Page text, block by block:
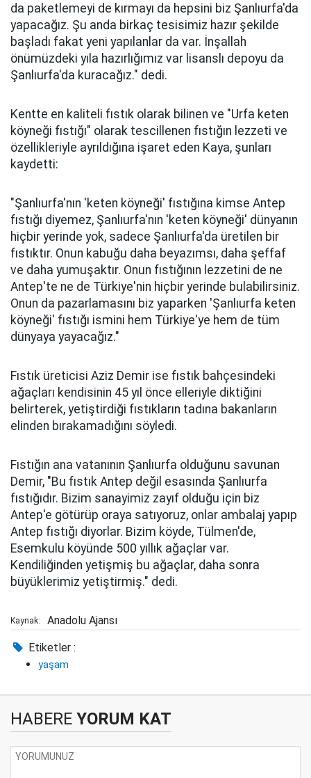
da paketlemeyi de kırmayı da hepsini biz Şanlıurfa'da
yapacağız. Şu anda birkaç tesisimiz hazır şekilde
başladı fakat yeni yapılanlar da var. İnşallah
önümüzdeki yıla hazırlığımız var lisanslı depoyu da
Şanlıurfa'da kuracağız." dedi.
Kentte en kaliteli fıstık olarak bilinen ve "Urfa keten
köyneği fıstığı" olarak tescillenen fıstığın lezzeti ve
özellikleriyle ayrıldığına işaret eden Kaya, şunları
kaydetti:
"Şanlıurfa'nın 'keten köyneği' fıstığına kimse Antep
fıstığı diyemez, Şanlıurfa'nın 'keten köyneği' dünyanın
hiçbir yerinde yok, sadece Şanlıurfa'da üretilen bir
fıstıktır. Onun kabuğu daha beyazımsı, daha şeffaf
ve daha yumuşaktır. Onun fıstığının lezzetini de ne
Antep'te ne de Türkiye'nin hiçbir yerinde bulabilirsiniz.
Onun da pazarlamasını biz yaparken 'Şanlıurfa keten
köyneği' fıstığı ismini hem Türkiye'ye hem de tüm
dünyaya yayacağız."
Fıstık üreticisi Aziz Demir ise fıstık bahçesindeki
ağaçları kendisinin 45 yıl önce elleriyle diktiğini
belirterek, yetiştirdiği fıstıkların tadına bakanların
elinden bırakamadığını söyledi.
Fıstığın ana vatanının Şanlıurfa olduğunu savunan
Demir, "Bu fıstık Antep değil esasında Şanlıurfa
fıstığıdır. Bizim sanayimiz zayıf olduğu için biz
Antep'e götürüp oraya satıyoruz, onlar ambalaj yapıp
Antep fıstığı diyorlar. Bizim köyde, Tülmen'de,
Esemkulu köyünde 500 yıllık ağaçlar var.
Kendiliğinden yetişmiş bu ağaçlar, daha sonra
büyüklerimiz yetiştirmiş." dedi.
Kaynak: Anadolu Ajansı
Etiketler :
yaşam
HABERE YORUM KAT